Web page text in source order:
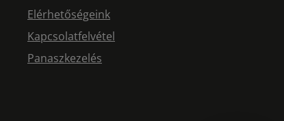
Elérhetőségeink
Kapcsolatfelvétel
Panaszkezelés